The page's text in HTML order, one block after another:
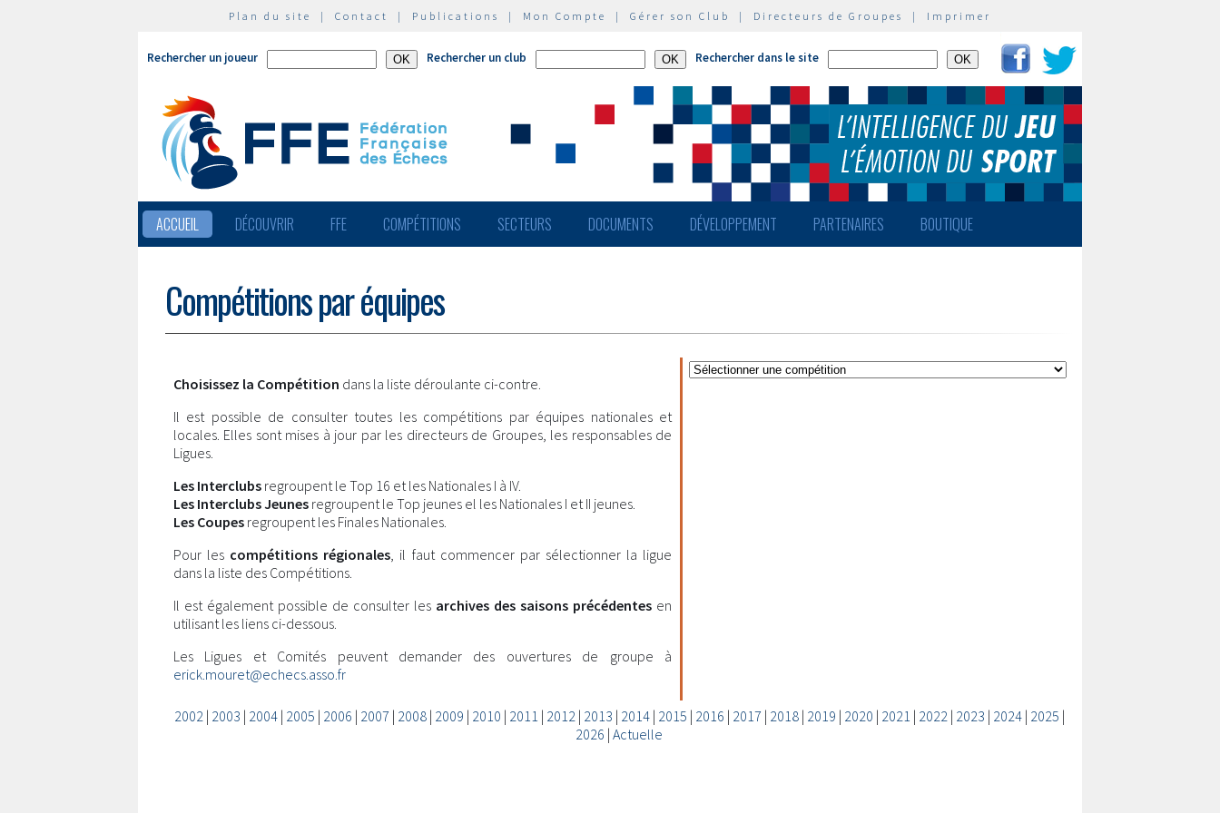
Plan du site | Contact | Publications | Mon Compte | Gérer son Club | Directeurs de Groupes | Imprimer
Rechercher un joueur Rechercher un club Rechercher dans le site
ACCUEIL DÉCOUVRIR FFE COMPÉTITIONS SECTEURS DOCUMENTS DÉVELOPPEMENT PARTENAIRES BOUTIQUE
Compétitions par équipes
Choisissez la Compétition dans la liste déroulante ci-contre.
Il est possible de consulter toutes les compétitions par équipes nationales et
locales. Elles sont mises à jour par les directeurs de Groupes, les responsables de
Ligues.
Les Interclubs regroupent le Top 16 et les Nationales I à IV.
Les Interclubs Jeunes regroupent le Top jeunes el les Nationales I et II jeunes.
Les Coupes regroupent les Finales Nationales.
Pour les compétitions régionales, il faut commencer par sélectionner la ligue
dans la liste des Compétitions.
Il est également possible de consulter les archives des saisons précédentes en
utilisant les liens ci-dessous.
Les Ligues et Comités peuvent demander des ouvertures de groupe à
erick.mouret@echecs.asso.fr
2002| 2003 | 2004| 2005 | 2006 | 2007 | 2008| 2009 | 2010 | 2011 | 2012| 2013 | 2014| 2015 | 2016 | 2017 | 2018| 2019 | 2020 | 2021 | 2022| 2023 | 2024| 2025 |
2026 | Actuelle